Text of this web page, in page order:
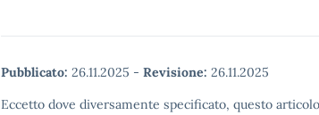
Pubblicato: 26.11.2025 - Revisione: 26.11.2025
Eccetto dove diversamente specificato, questo